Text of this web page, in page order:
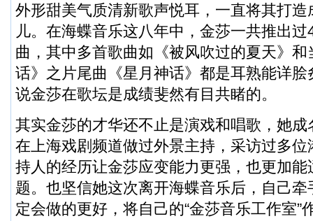
外形甜美气质清新歌声悦耳，一直将其打
儿。在海蝶音乐这八年中，金莎一共推出
曲，其中多首歌曲如《被风吹过的夏天》
话》之片尾曲《星月神话》都是耳熟能详
说金莎在歌坛是成绩斐然有目共睹的。
其实金莎的才华还不止是演戏和唱歌，她
在上海戏剧频道做过外景主持，采访过多
持人的经历让金莎应变能力更强，也更加
题。也坚信她这次离开海蝶音乐后，自己
定会做的更好，将自己的“金莎音乐工作室”